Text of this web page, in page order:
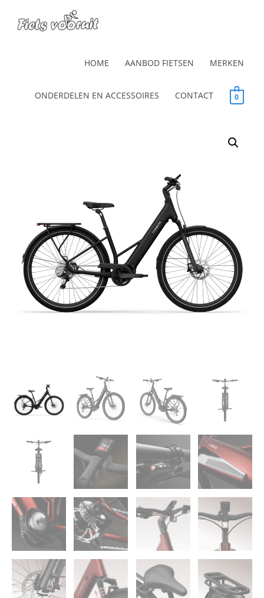
HOME AANBOD FIETSEN MERKEN
ONDERDELEN EN ACCESSOIRES CONTACT 0